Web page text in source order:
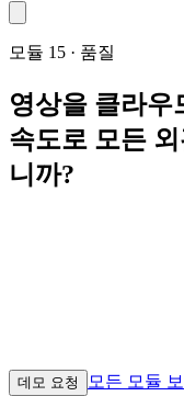
모듈 15 · 품질
영상을 클라우
속도로 모든
니까?
데모 요청 모든 모듈 보